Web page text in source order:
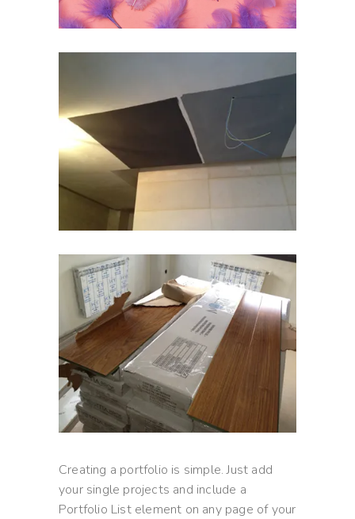
Creating a portfolio is simple. Just add
your single projects and include a
Portfolio List element on any page of your